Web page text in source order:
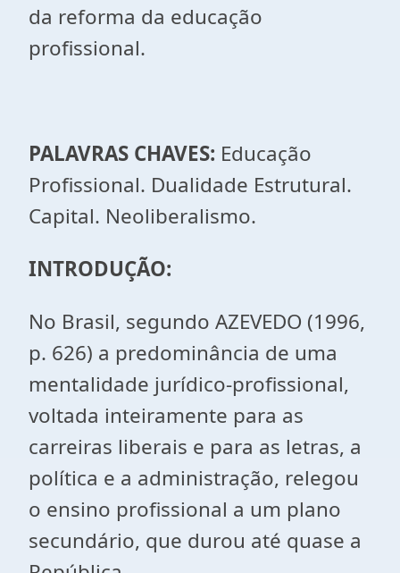
da reforma da educação
profissional.
PALAVRAS CHAVES: Educação
Profissional. Dualidade Estrutural.
Capital. Neoliberalismo.
INTRODUÇÃO:
No Brasil, segundo AZEVEDO (1996,
p. 626) a predominância de uma
mentalidade jurídico-profissional,
voltada inteiramente para as
carreiras liberais e para as letras, a
política e a administração, relegou
o ensino profissional a um plano
secundário, que durou até quase a